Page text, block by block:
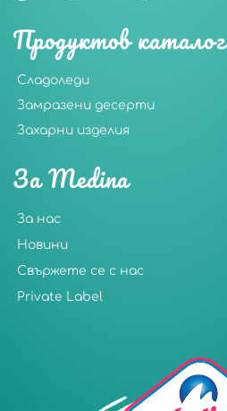
За Medina
За нас
Новини
Свържете се с нас
Private Label
Продуктов каталог
Сладоледи
Замразени десерти
Захарни изделия